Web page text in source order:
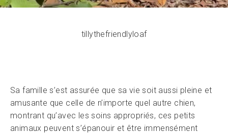
tillythefriendlyloaf
Sa famille s’est assurée que sa vie soit aussi pleine et
amusante que celle de n’importe quel autre chien,
montrant qu’avec les soins appropriés, ces petits
animaux peuvent s’épanouir et être immensément